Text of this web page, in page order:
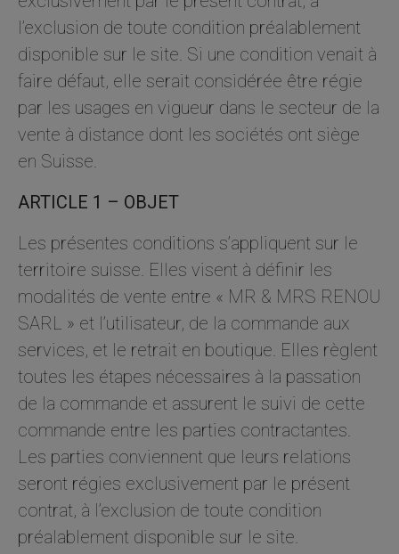
l’exclusion de toute condition préalablement
disponible sur le site. Si une condition venait à
faire défaut, elle serait considérée être régie
par les usages en vigueur dans le secteur de la
vente à distance dont les sociétés ont siège
en Suisse.
ARTICLE 1 – OBJET
Les présentes conditions s’appliquent sur le
territoire suisse. Elles visent à définir les
modalités de vente entre « MR & MRS RENOU
SARL » et l’utilisateur, de la commande aux
services, et le retrait en boutique. Elles règlent
toutes les étapes nécessaires à la passation
de la commande et assurent le suivi de cette
commande entre les parties contractantes.
Les parties conviennent que leurs relations
seront régies exclusivement par le présent
contrat, à l’exclusion de toute condition
préalablement disponible sur le site.
puissions
améliorer la
et la structure
du site Web,
de la façon
Experience
Afin que notre
fonctionne
aussi bien que
possible lors
de votre visite.
Si vous
refusez ces
cookies,
fonctionnalités
disparaîtront
du site Web.
Marketing
En partageant